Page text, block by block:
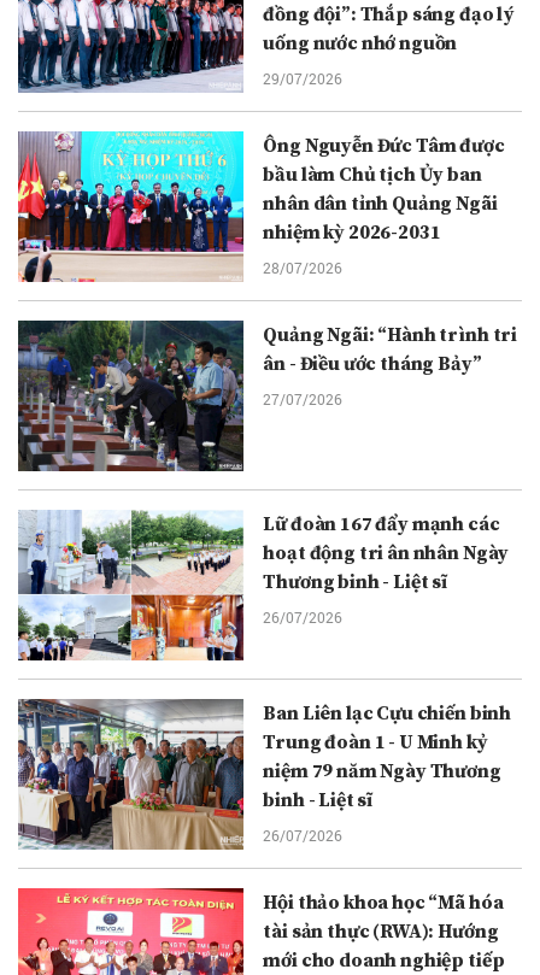
đồng đội”: Thắp sáng đạo lý
uống nước nhớ nguồn
29/07/2026
Ông Nguyễn Đức Tâm được
bầu làm Chủ tịch Ủy ban
nhân dân tỉnh Quảng Ngãi
nhiệm kỳ 2026-2031
28/07/2026
Quảng Ngãi: “Hành trình tri
ân - Điều ước tháng Bảy”
27/07/2026
Lữ đoàn 167 đẩy mạnh các
hoạt động tri ân nhân Ngày
Thương binh - Liệt sĩ
26/07/2026
Ban Liên lạc Cựu chiến binh
Trung đoàn 1 - U Minh kỷ
niệm 79 năm Ngày Thương
binh - Liệt sĩ
26/07/2026
Hội thảo khoa học “Mã hóa
tài sản thực (RWA): Hướng
mới cho doanh nghiệp tiếp